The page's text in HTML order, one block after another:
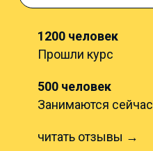
1200 человек
Прошли курс
500 человек
Занимаются сейчас
читать отзывы →